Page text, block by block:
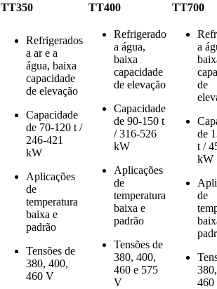
TT350 TT400 TT700
Refrigerados
a ar e a
água, baixa
capacidade
de elevação
Capacidade
de 70-120 t /
246-421
kW
Aplicações
de
temperatura
baixa e
padrão
Tensões de
380, 400,
460 V
Refrigerado
a água,
baixa
capacidade
de elevação
Capacidade
de 90-150 t
/ 316-526
kW
Aplicações
de
temperatura
baixa e
padrão
Tensões de
380, 400,
460 e 575
V
a
de
de
t /
kW
de